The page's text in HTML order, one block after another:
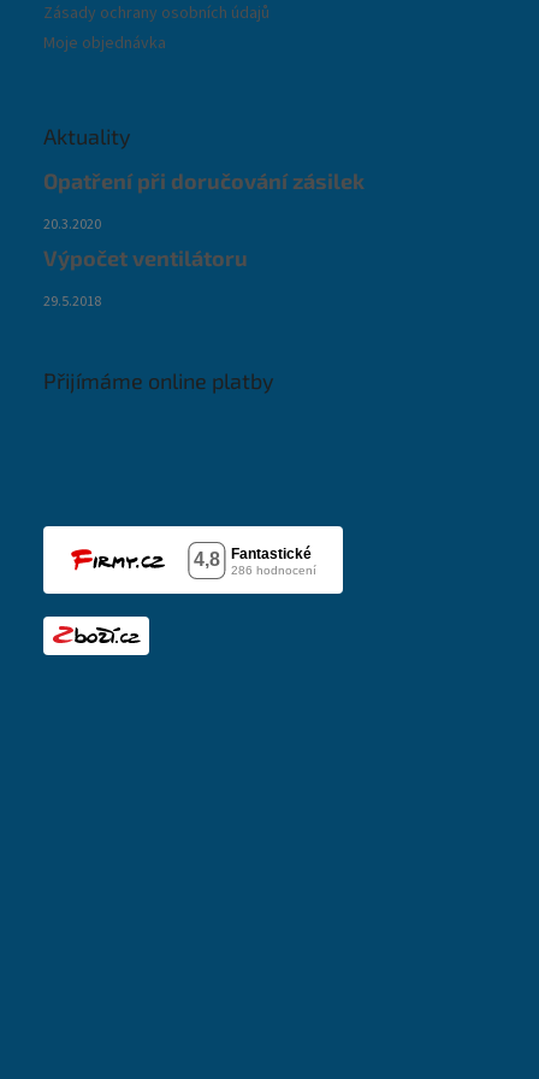
Zásady ochrany osobních údajů
Moje objednávka
Aktuality
Opatření při doručování zásilek
20.3.2020
Výpočet ventilátoru
29.5.2018
Přijímáme online platby